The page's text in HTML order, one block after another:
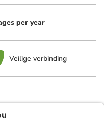
per year
Veilige verbinding